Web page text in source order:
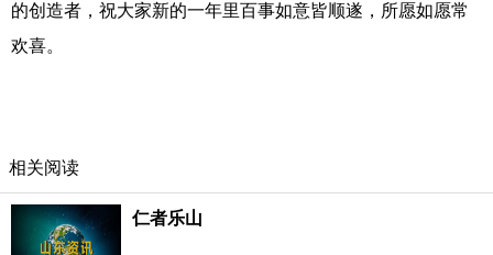
的创造者，祝大家新的一年里百事如意皆顺遂，所愿如愿常
欢喜。
相关阅读
仁者乐山